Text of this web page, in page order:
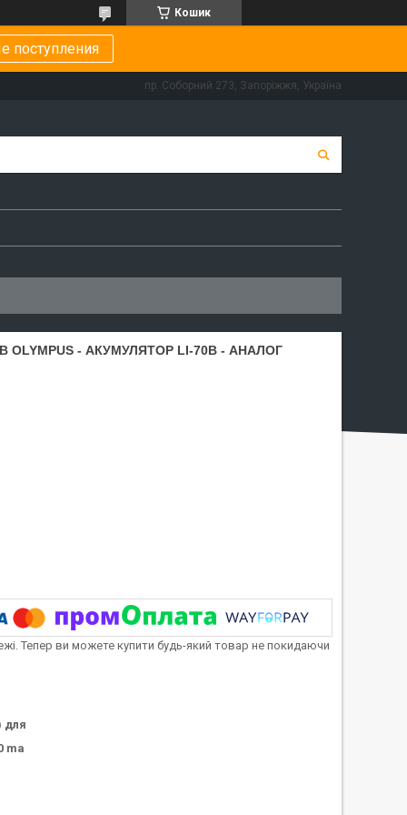
Кошик
поступления
пр. Соборний 273, Запоріжжя, Україна
- АКУМУЛЯТОР LI-70B - АНАЛОГ
Тепер ви можете купити будь-який товар не покидаючи
для
ma